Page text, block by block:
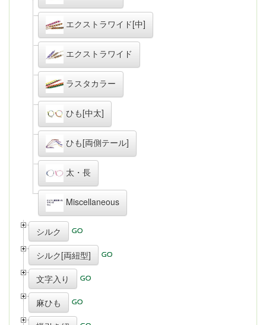
エクストラワイド[中]
エクストラワイド
ラスタカラー
ひも[中太]
ひも[両側テール]
太・長
Miscellaneous
シルク
シルク[両紐型]
文字入り
麻ひも